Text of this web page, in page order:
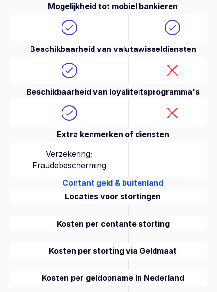
Mogelijkheid tot mobiel bankieren
Beschikbaarheid van valutawisseldiensten
Beschikbaarheid van loyaliteitsprogramma's
Extra kenmerken of diensten
Verzekering;
Fraudebescherming
Contant geld & buitenland
Locaties voor stortingen
Kosten per contante storting
Kosten per storting via Geldmaat
Kosten per geldopname in Nederland